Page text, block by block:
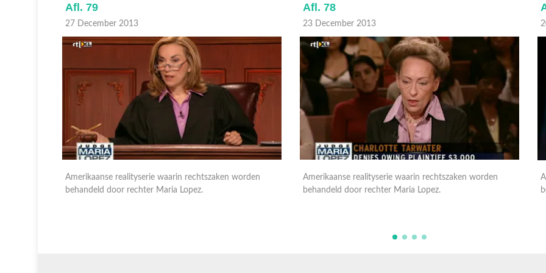
Afl. 79
27 December 2013
Amerikaanse realityserie waarin rechtszaken worden
behandeld door rechter Maria Lopez.
Afl. 78
23 December 2013
Amerikaanse realityserie waarin rechtszaken worden
behandeld door rechter Maria Lopez.